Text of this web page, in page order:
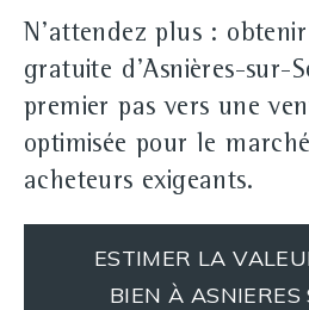
N'attendez plus :
gratuite d'Asnières-sur-
premier pas vers une
optimisée pour le
acheteurs exigeants.
ESTIMER LA
BIEN À ASNIERES